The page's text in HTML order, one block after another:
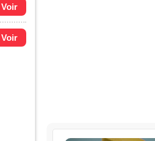
Voir
Voir